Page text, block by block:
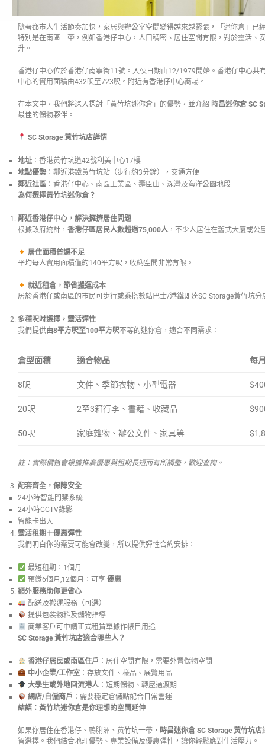
隨著都市人生活節奏加快，家居與辦公室空間變得越來越緊張，「迷你倉」已
特別是在南區一帶，例如香港仔中心，人口稠密、居住空間有限，對於靈活、
升。
香港仔中心位於香港仔南寧街11號。入伙日期由12/1979開始。香港仔中心共
中心的實用面積由432呎至723呎。附近有香港仔中心商場。
在本文中，我們將深入探討「黃竹坑迷你倉」的優勢，並介紹 時昌迷你倉 SC
最佳的儲物夥伴。
SC Storage 黃竹坑店詳情
地址 ：香港黃竹坑道42號利美中心17樓
地點優勢 ：鄰近港鐵黃竹坑站（步行約3分鐘），交通方便
鄰近社區 ：香港仔中心、南區工業區、壽臣山、深灣及海洋公園地段
為何選擇黃竹坑迷你倉？
鄰近香港仔中心，解決擁擠居住問題
根據政府統計， 香港仔區居民人數超過75,000人 ，不少人居住在舊式大廈或公
居住面積普遍不足
平均每人實用面積僅約140平方呎，收納空間非常有限。
就近租倉，節省搬運成本
居於香港仔或南區的市民可步行或乘搭數站巴士/港鐵即達SC Storage黃竹坑分
多種呎吋選擇，靈活彈性
我們提供由8平方呎至100平方呎不等的迷你倉，適合不同需求：
倉型面積 適合物品 每
8呎 文件、季節衣物、小型電器
20呎 2至3箱行李、書籍、收藏品
50呎 家庭雜物、辦公文件、家具等
註：實際價格會根據推廣優惠與租期長短而有所調整，歡迎查詢。
配套齊全，保障安全
24小時智能門禁系統
24小時CCTV錄影
智能卡出入
靈活租期＋優惠彈性
我們明白你的需要可能會改變，所以提供彈性合約安排：
最短租期：1個月
預繳6個月,12個月：可享 優惠
額外服務助你更省心
配送及搬運服務（可選）
提供包裝物料及儲物指導
商業客戶可申請正式租賃單據作帳目用途
SC Storage 黃竹坑店適合哪些人？
香港仔居民或南區住戶 ：居住空間有限，需要外置儲物空間
中小企業/工作室：存放文件、樣品、展覽用品
大學生或外地回流港人：短期儲物、轉屋過渡期
網店/自僱商戶 ：需要穩定倉儲點配合日常營運
結語：黃竹坑迷你倉是你理想的空間延伸
如果你居住在香港仔、鴨脷洲、黃竹坑一帶， 時昌迷你倉 SC Storage 黃竹坑店
智選擇。我們結合地理優勢、專業設備及優惠彈性，讓你輕鬆應對生活壓力。